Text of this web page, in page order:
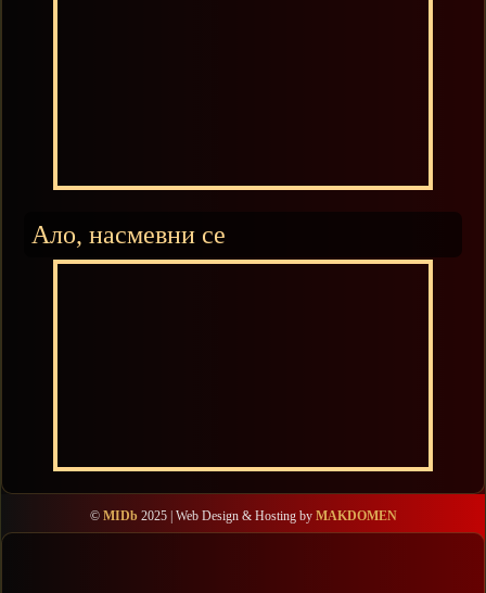
Ало, насмевни се
© MIDb2025 | Web Design & Hosting by MAKDOMEN